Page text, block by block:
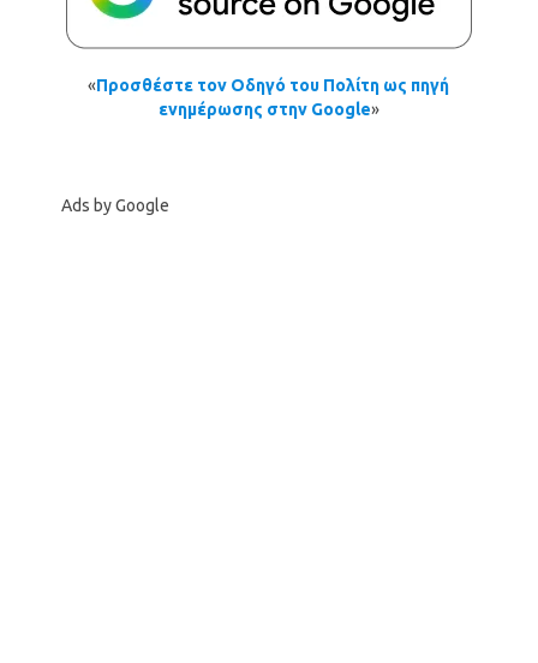
«Προσθέστε τον Οδηγό του Πολίτη ως πηγή
ενημέρωσης στην Google»
Ads by Google